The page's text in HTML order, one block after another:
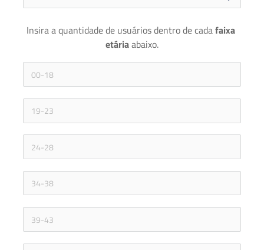
Insira a quantidade de usuários dentro de cada faixa
etária abaixo.